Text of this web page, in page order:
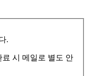
.
시 메일로 별도 안